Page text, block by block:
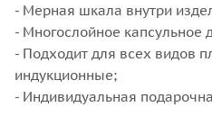
- Мерная шкала внутри
- Многослойное капсульное
- Подходит для всех видов
индукционные;
- Индивидуальная